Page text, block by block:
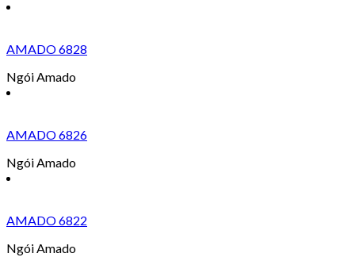
AMADO 6828
Ngói Amado
AMADO 6826
Ngói Amado
AMADO 6822
Ngói Amado